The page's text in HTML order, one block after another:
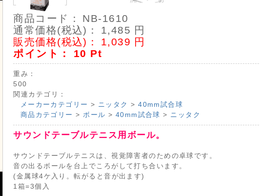
商品コード：
NB-1610
通常価格(税込)：
1,485 円
販売価格(税込)：
1,039 円
ポイント： 10 Pt
重み：
500
関連カテゴリ：
メーカーカテゴリー > ニッタク >40mm試合球
商品カテゴリー > ボール > 40mm試合球 > ニッタク
サウンドテーブルテニス用ボール。
サウンドテーブルテニスは、視覚障害者のための卓球です。
音の出るボールを台上でころがして打ち合います。
(金属球4ケ入り。転がると音が出ます)
1箱=3個入